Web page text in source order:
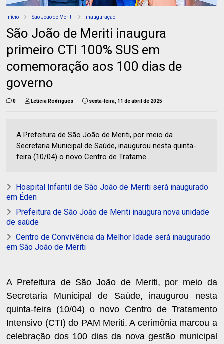
Início São João de Meriti inauguração
São João de Meriti inaugura
primeiro CTI 100% SUS em
comemoração aos 100 dias de
governo
0 Letícia Rodrigues sexta-feira, 11 de abril de 2025
A Prefeitura de São João de Meriti, por meio da
Secretaria Municipal de Saúde, inaugurou nesta quinta-
feira (10/04) o novo Centro de Tratame...
Hospital Infantil de São João de Meriti será inaugurado
em Éden
Prefeitura de São João de Meriti inaugura nova unidade
de saúde
Centro de Convivência da Melhor Idade será inaugurado
em São João de Meriti
A Prefeitura de São João de Meriti, por meio da
Secretaria Municipal de Saúde, inaugurou nesta
quinta-feira (10/04) o novo Centro de Tratamento
Intensivo (CTI) do PAM Meriti. A cerimônia marcou a
celebração dos 100 dias da nova gestão municipal